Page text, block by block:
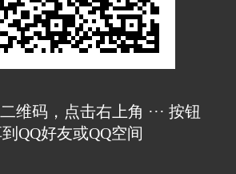
维码，点击右上角 ··· 按钮
QQ好友或QQ空间